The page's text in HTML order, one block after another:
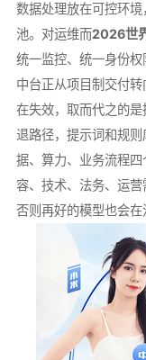
数据处理放在可控环
池。对运维而2026世
统一监控、统一身份
中台正从项目制交付
在失效，取而代之的
退路径，提示词和规
据、算力、业务流程
容、技术、法务、运营
否则再好的模型也会在